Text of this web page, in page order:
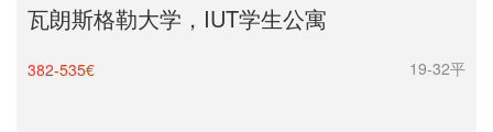
瓦朗斯格勒大学，IUT学生公寓
382-535€ 19-32平